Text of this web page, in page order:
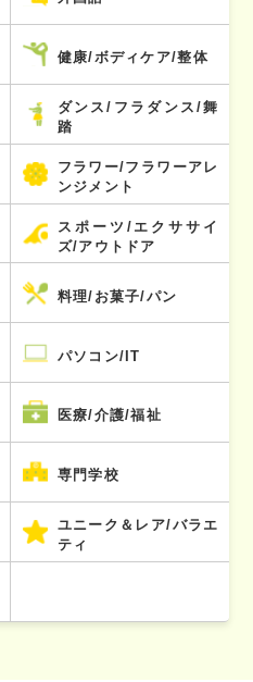
健康/ボディケア/整体
ダンス/フラダンス/舞
踏
フラワー/フラワーアレ
ンジメント
スポーツ/エクササイ
ズ/アウトドア
料理/お菓子/パン
パソコン/IT
医療/介護/福祉
専門学校
ユニーク＆レア/バラエ
ティ